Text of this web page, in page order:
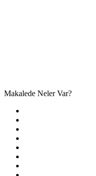
Makalede Neler Var?